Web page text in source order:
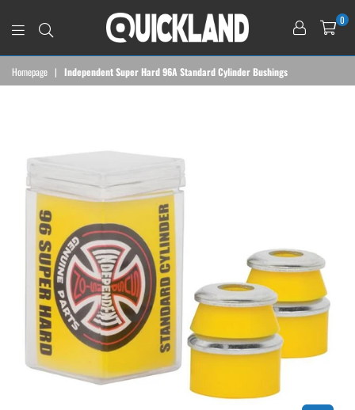
QUICKLAND
0
Homepage | Independent Super Hard 96A Standard Cylinder Bushings